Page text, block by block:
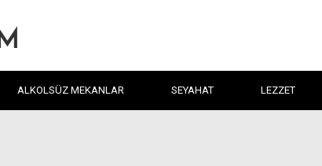
ALKOLSÜZ MEKANLAR SEYAHAT LEZZET